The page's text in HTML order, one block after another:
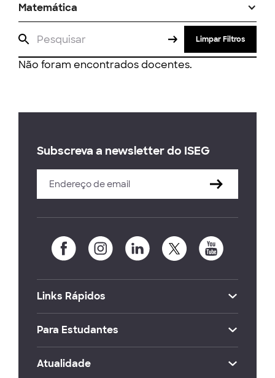
Matemática
Limpar Filtros
Não foram encontrados docentes.
Subscreva a newsletter do ISEG
Links Rápidos
Para Estudantes
Atualidade